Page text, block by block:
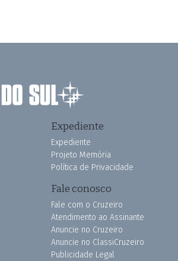
Expediente
Expediente
Projeto Memória
Política de Privacidade
Fale conosco
Fale com o Cruzeiro
Atendimento ao Assinante
Anuncie no Cruzeiro
Anuncie no ClassiCruzeiro
Publicidade Legal